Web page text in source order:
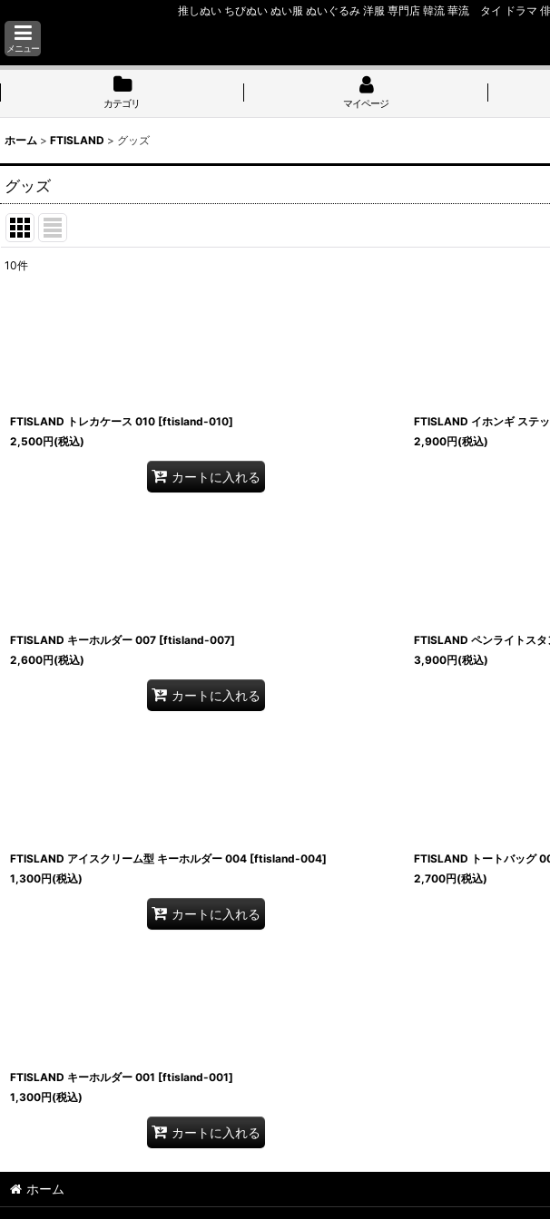
推しぬい ちびぬい ぬい服 ぬいぐるみ 洋服 専門店 韓流 華流 タイ ドラマ
メニュー
カテゴリ マイページ
ホーム > FTISLAND > グッズ
グッズ
10件
FTISLAND トレカケース 010 [ftisland-010]
2,500円(税込)
カートに入れる
FTISLAND イホンギ ステ
2,900円(税込)
FTISLAND キーホルダー 007 [ftisland-007]
2,600円(税込)
カートに入れる
FTISLAND ペンライトスタ
3,900円(税込)
FTISLAND アイスクリーム型 キーホルダー 004 [ftisland-004]
1,300円(税込)
カートに入れる
FTISLAND トートバッグ
2,700円(税込)
FTISLAND キーホルダー 001 [ftisland-001]
1,300円(税込)
カートに入れる
ホーム